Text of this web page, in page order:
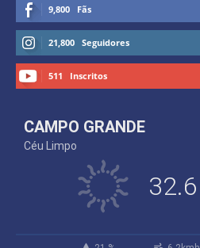
9,800 Fãs
21,800 Seguidores
511 Inscritos
CAMPO GRANDE
Céu Limpo
32.6